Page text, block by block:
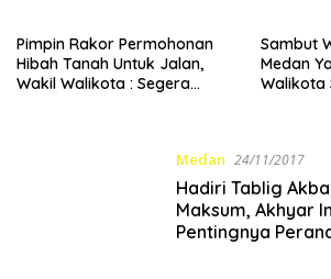
Pimpin Rakor Permohonan
Hibah Tanah Untuk Jalan,
Wakil Walikota : Segera
Sambut
Medan
Walikota
Medan 24/11/2017
Hadiri Tablig
Maksum, Akhyar
Pentingnya